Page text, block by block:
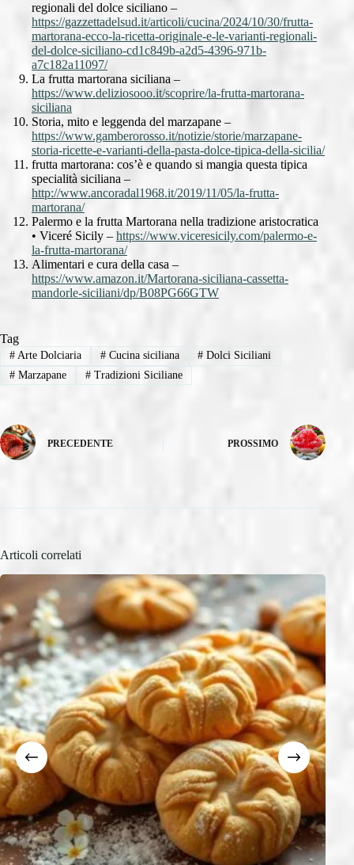
regionali del dolce siciliano –
https://gazzettadelsud.it/articoli/cucina/2024/10/30/frutta-
martorana-ecco-la-ricetta-originale-e-le-varianti-regionali-
del-dolce-siciliano-cd1c849b-a2d5-4396-971b-
a7c182a11097/
La frutta martorana siciliana –
https://www.deliziosooo.it/scoprire/la-frutta-martorana-
siciliana
Storia, mito e leggenda del marzapane –
https://www.gamberorosso.it/notizie/storie/marzapane-
storia-ricette-e-varianti-della-pasta-dolce-tipica-della-sicilia/
frutta martorana: cos’è e quando si mangia questa tipica
specialità siciliana –
http://www.ancoradal1968.it/2019/11/05/la-frutta-
martorana/
Palermo e la frutta Martorana nella tradizione aristocratica
• Viceré Sicily – https://www.viceresicily.com/palermo-e-
la-frutta-martorana/
Alimentari e cura della casa –
https://www.amazon.it/Martorana-siciliana-cassetta-
mandorle-siciliani/dp/B08PG66GTW
Tag
#Arte Dolciaria #Cucina siciliana # Dolci Siciliani
#Marzapane #Tradizioni Siciliane
PRECEDENTE PROSSIMO
Articoli correlati